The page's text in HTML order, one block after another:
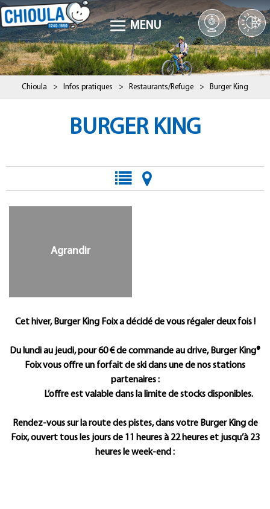
MENU
Chioula > Infos pratiques > Restaurants/Refuge > Burger King
BURGER KING
Agrandir
Cet hiver, Burger King Foix a décidé de vous régaler deux fois !
Du lundi au jeudi, pour 60 € de commande au drive, Burger King®
Foix vous offre un forfait de ski dans une de nos stations
partenaires :
L’offre est valable dans la limite de stocks disponibles.
Rendez-vous sur la route des pistes, dans votre Burger King de
Foix, ouvert tous les jours de 11 heures à 22 heures et jusqu’à 23
heures le week-end :